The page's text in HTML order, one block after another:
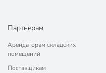
Партнерам
Арендаторам складских
помещений
Поставщикам